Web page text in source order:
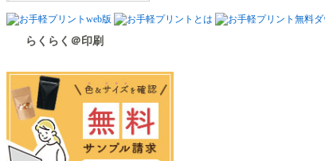
らくらく＠印刷